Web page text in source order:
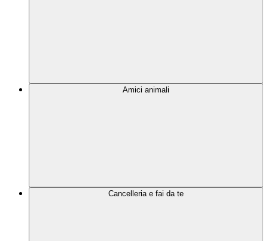
Amici animali
Cancelleria e fai da te